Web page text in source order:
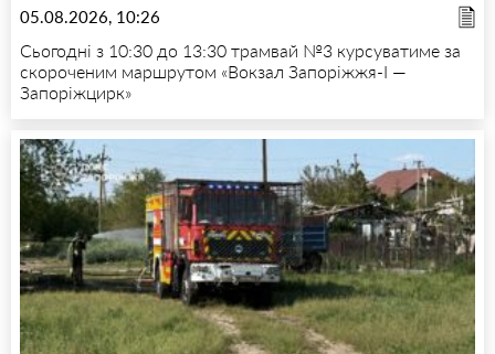
05.08.2026, 10:26
Сьогодні з 10:30 до 13:30 трамвай №3 курсуватиме за
скороченим маршрутом «Вокзал Запоріжжя-I —
Запоріжцирк»